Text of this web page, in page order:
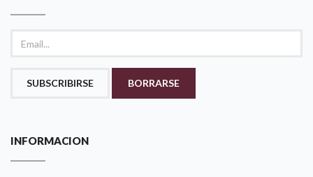
SUBSCRIBIRSE BORRARSE
INFORMACION